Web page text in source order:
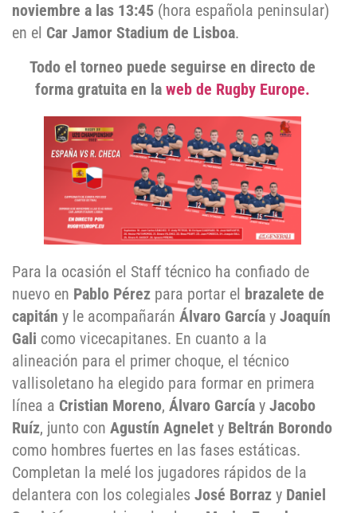
noviembre a las 13:45 (hora española peninsular)
en el Car Jamor Stadium de Lisboa.
Todo el torneo puede seguirse en directo de
forma gratuita en la web de Rugby Europe.
Para la ocasión el Staff técnico ha confiado de
nuevo en Pablo Pérez para portar el brazalete de
capitán y le acompañarán Álvaro García y Joaquín
Gali como vicecapitanes. En cuanto a la
alineación para el primer choque, el técnico
vallisoletano ha elegido para formar en primera
línea a Cristian Moreno, Álvaro García y Jacobo
Ruíz, junto con Agustín Agnelet y Beltrán Borondo
como hombres fuertes en las fases estáticas.
Completan la melé los jugadores rápidos de la
delantera con los colegiales José Borraz y Daniel